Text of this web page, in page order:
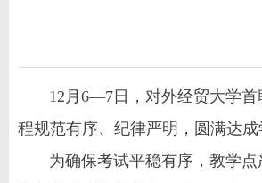
12月6—7日，对外经贸大学首
程规范有序、纪律严明，圆满达
为确保考试平稳有序，教学点